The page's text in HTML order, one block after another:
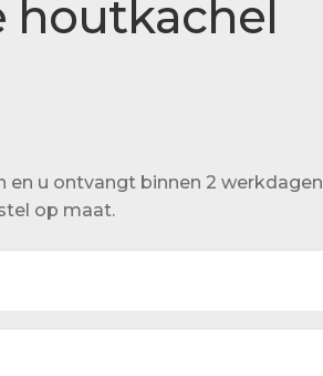
houtkachel
en u ontvangt binnen 2 werkdagen
op maat.